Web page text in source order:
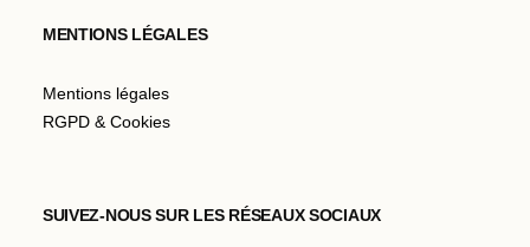
MENTIONS LÉGALES
Mentions légales
RGPD & Cookies
SUIVEZ-NOUS SUR LES RÉSEAUX SOCIAUX